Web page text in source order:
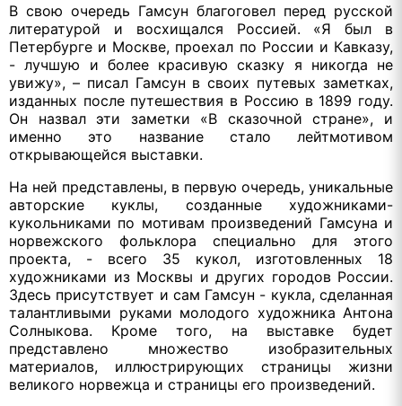
В свою очередь Гамсун благоговел перед русской
литературой и восхищался Россией. «Я был в
Петербурге и Москве, проехал по России и Кавказу,
- лучшую и более красивую сказку я никогда не
увижу», – писал Гамсун в своих путевых заметках,
изданных после путешествия в Россию в 1899 году.
Он назвал эти заметки «В сказочной стране», и
именно это название стало лейтмотивом
открывающейся выставки.
На ней представлены, в первую очередь, уникальные
авторские куклы, созданные художниками-
кукольниками по мотивам произведений Гамсуна и
норвежского фольклора специально для этого
проекта, - всего 35 кукол, изготовленных 18
художниками из Москвы и других городов России.
Здесь присутствует и сам Гамсун - кукла, сделанная
талантливыми руками молодого художника Антона
Солныкова. Кроме того, на выставке будет
представлено множество изобразительных
материалов, иллюстрирующих страницы жизни
великого норвежца и страницы его произведений.